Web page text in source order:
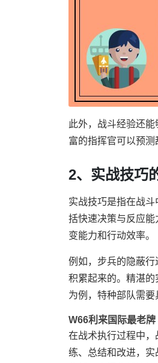
此外，战斗经验还
富的指挥官可以预测
2、实战技巧
实战技巧是指在战
括快速决策与反应
变能力和行动效率。
例如，步兵的隐蔽
积累起来的。精湛
为例，特种部队需要
W66利来国际最老牌
在战术执行过程中，
练、总结和改进，